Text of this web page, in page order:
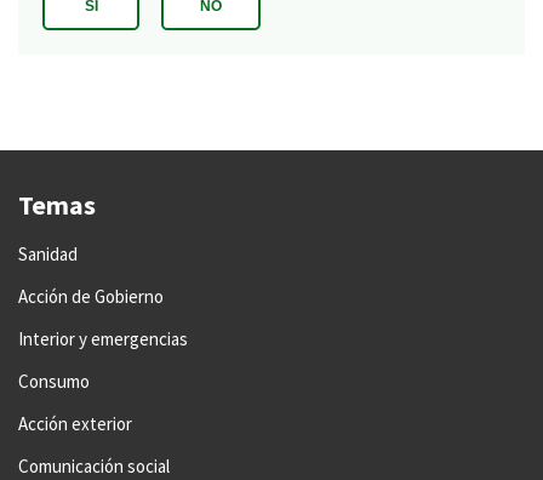
Temas
Sanidad
Acción de Gobierno
Interior y emergencias
Consumo
Acción exterior
Comunicación social